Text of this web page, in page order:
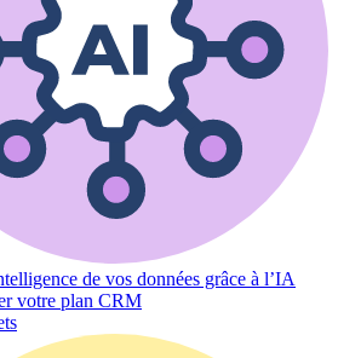
de vos données grâce à l’IA
votre plan CRM